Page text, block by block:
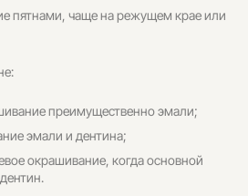
пятнами, чаще на режущем крае или
преимущественно эмали;
эмали и дентина;
окрашивание, когда основной